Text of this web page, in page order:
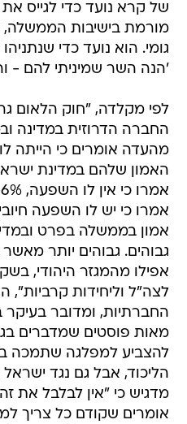
של קרא נועד כדי לגייס
מורמת בישיבות
גומי. הוא נועד כדי
'הנה השר שמיניתי להם -
לפי מקלדה, "חוק הלאום
מהעדה אומרים כי הייתה
אמרו כי יש לו השפעה
אמון בממשלה בפרט
גבוהים. גבוהים יותר
אפילו מהמגזר היהודי,
לצה"ל וליחידות קרביות",
החברתיות, ומדובר בעיקר
מאות פוסטים שמדברים
להצביע למפלגה שתמכה
הליכוד, אבל גם נגד ישראל
מדגיש כי "אין לבלבל את
אומרים שקודם כל צריך